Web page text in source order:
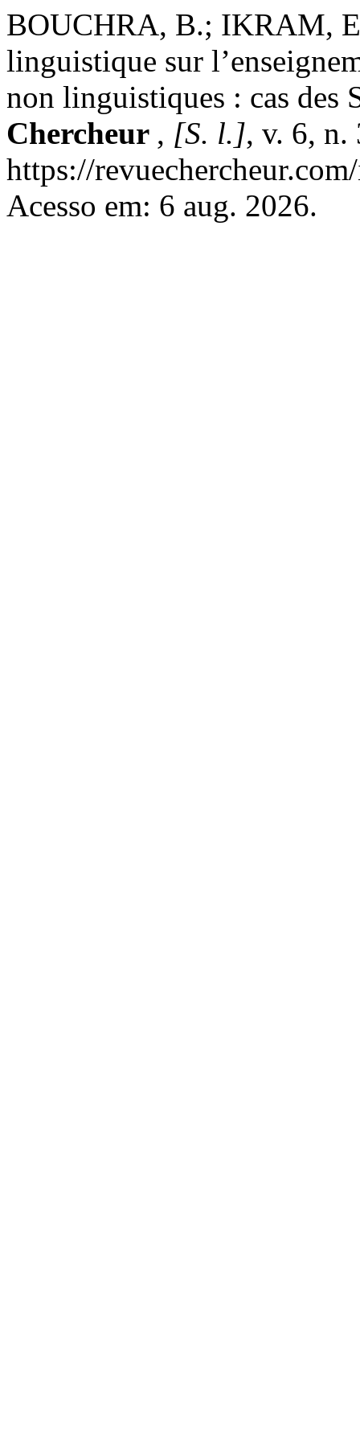
BOUCHRA, B.; IKRAM,
linguistique sur
non linguistiques : cas des
Chercheur , [S. l.], v. 6, n.
https://
Acesso em: 6 aug. 2026.